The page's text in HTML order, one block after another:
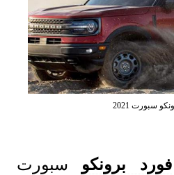
سبورت 2021
فورد برونكو سبورت